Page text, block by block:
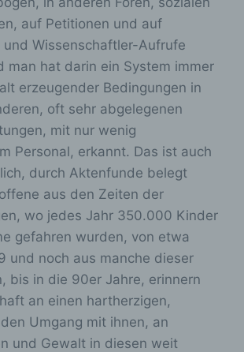
auf Petitionen und auf
Wissenschaftler-Aufrufe
man hat darin ein System immer
erzeugender Bedingungen in
oft sehr abgelegenen
mit nur wenig
Personal, erkannt. Das ist auch
durch Aktenfunde belegt
aus den Zeiten der
wo jedes Jahr 350.000 Kinder
gefahren wurden, von etwa
und noch aus manche dieser
bis in die 90er Jahre, erinnern
an einen hartherzigen,
Umgang mit ihnen, an
und Gewalt in diesen weit